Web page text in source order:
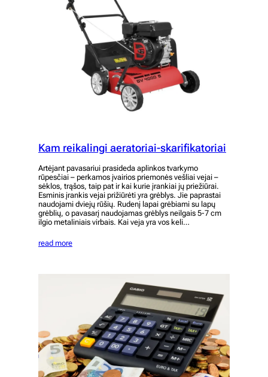
Kam reikalingi aeratoriai-skarifikatoriai
Artėjant pavasariui prasideda aplinkos tvarkymo
rūpesčiai – perkamos įvairios priemonės vešliai vejai –
sėklos, trąšos, taip pat ir kai kurie įrankiai jų priežiūrai.
Esminis įrankis vejai prižiūrėti yra grėblys. Jie paprastai
naudojami dviejų rūšių. Rudenį lapai grėbiami su lapų
grėblių, o pavasarį naudojamas grėblys neilgais 5-7 cm
ilgio metaliniais virbais. Kai veja yra vos keli…
read more